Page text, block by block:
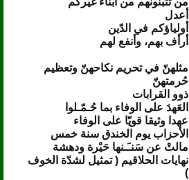
أعدل
أولياؤكم في الدّين
أرأف بهم، وأنفع لهم
مثلهنّ في تحريم نكاحهنّ وتعظيم
حُرمتهنّ
ذوو القرابات
العَهدَ على الوفاء بما حُـمّـلوا
عهدا وثيقا قويّا على الوفاء
الأحزاب يوم الخندق سنة خمس
مالتْ عن سَنـَـنها حَيْرة ودهشة
نهايات الحلاقيم ( تمثيل لشدّة الخوف
)